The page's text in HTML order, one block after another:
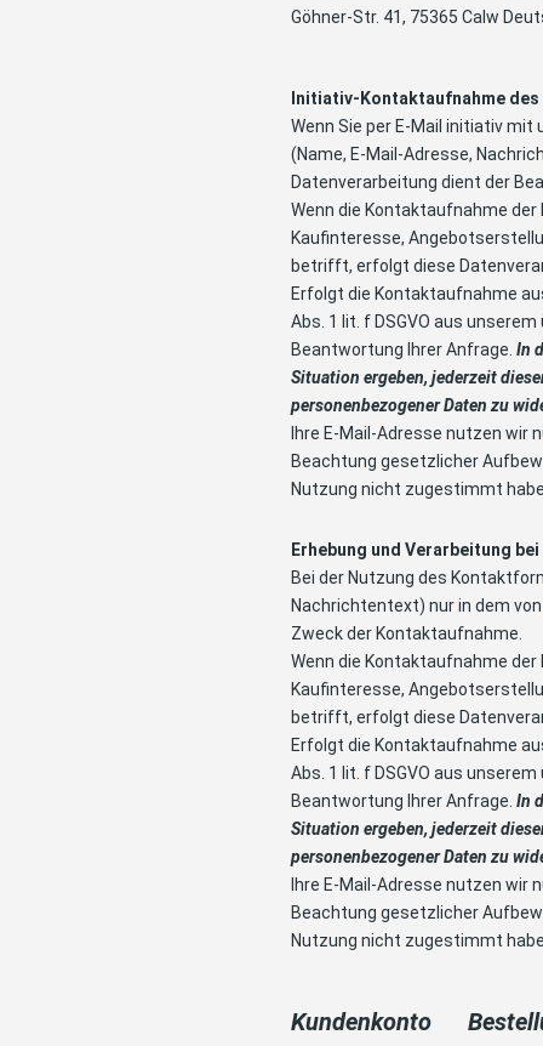
Göhner-Str. 41, 75365 Calw
Initiativ-Kontaktaufnahme des
Wenn Sie per E-Mail initiativ
(Name, E-Mail-Adresse,
Datenverarbeitung dient der
Wenn die Kontaktaufnahme
Kaufinteresse,
betrifft, erfolgt diese
Erfolgt die Kontaktaufnahme
Abs. 1 lit. f DSGVO aus
Beantwortung Ihrer Anfrage. In
Situation ergeben, jederzeit
personenbezogener Daten zu
Ihre E-Mail-Adresse nutzen wir
Beachtung gesetzlicher
Nutzung nicht zugestimmt
Erhebung und Verarbeitung
Bei der Nutzung des
Nachrichtentext) nur in dem
Zweck der Kontaktaufnahme.
Wenn die Kontaktaufnahme
Kaufinteresse,
betrifft, erfolgt diese
Erfolgt die Kontaktaufnahme
Abs. 1 lit. f DSGVO aus
Beantwortung Ihrer Anfrage. In
Situation ergeben, jederzeit
personenbezogener Daten zu
Ihre E-Mail-Adresse nutzen wir
Beachtung gesetzlicher
Nutzung nicht zugestimmt
Kundenkonto